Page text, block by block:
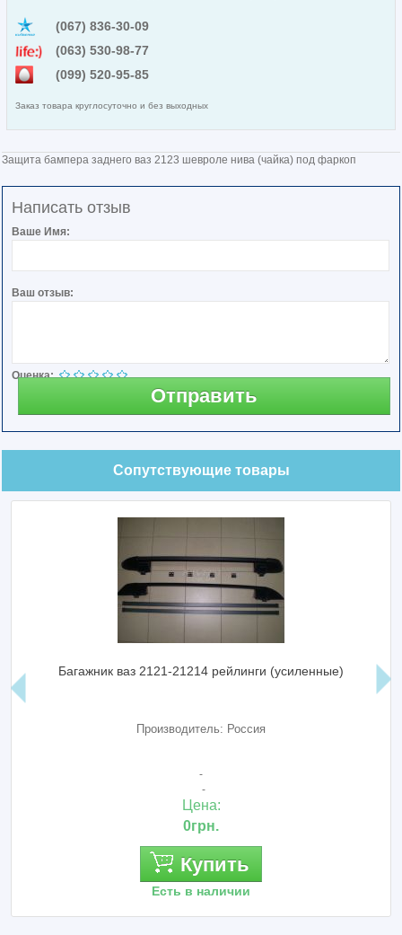
(067) 836-30-09
(063) 530-98-77
(099) 520-95-85
Заказ товара круглосуточно и без выходных
Защита бампера заднего ваз 2123 шевроле нива (чайка) под фаркоп
Написать отзыв
Ваше Имя:
Ваш отзыв:
Оценка:
Отправить
Сопутствующие товары
Багажник ваз 2121-21214 рейлинги (усиленные)
Производитель: Россия
-
-
Цена:
0грн.
Купить
Есть в наличии